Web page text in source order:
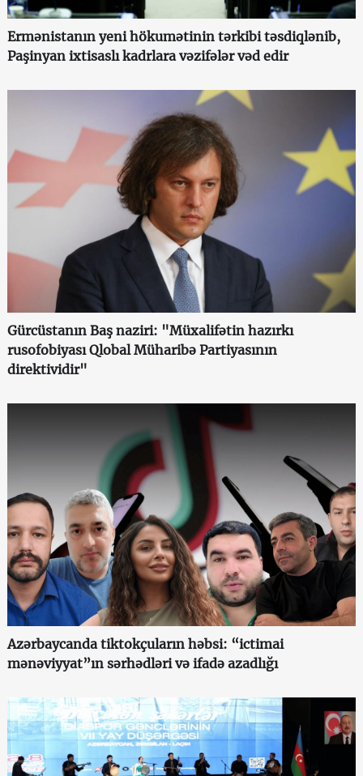
Ermənistanın yeni hökumətinin tərkibi təsdiqlənib,
Paşinyan ixtisaslı kadrlara vəzifələr vəd edir
Gürcüstanın Baş naziri: "Müxalifətin hazırkı
rusofobiyası Qlobal Müharibə Partiyasının
direktividir"
Azərbaycanda tiktokçuların həbsi: “ictimai
mənəviyyat”ın sərhədləri və ifadə azadlığı